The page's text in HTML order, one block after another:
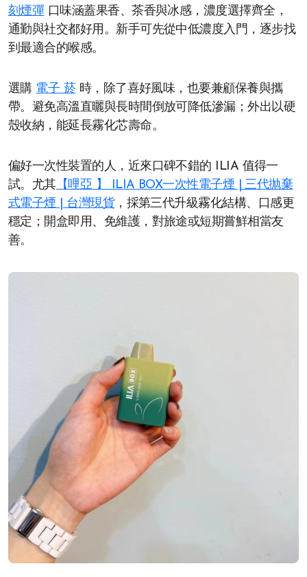
刻煙彈 口味涵蓋果香、茶香與冰感，濃度選擇齊全，
通勤與社交都好用。新手可先從中低濃度入門，逐步找
到最適合的喉感。
選購 電子 菸 時，除了喜好風味，也要兼顧保養與攜
帶。避免高溫直曬與長時間倒放可降低滲漏；外出以硬
殼收納，能延長霧化芯壽命。
偏好一次性裝置的人，近來口碑不錯的 ILIA 值得一
試。尤其【哩亞 】 ILIA BOX一次性電子煙 | 三代抛棄
式電子煙 | 台灣現貨，採第三代升級霧化結構、口感更
穩定；開盒即用、免維護，對旅途或短期嘗鮮相當友
善。